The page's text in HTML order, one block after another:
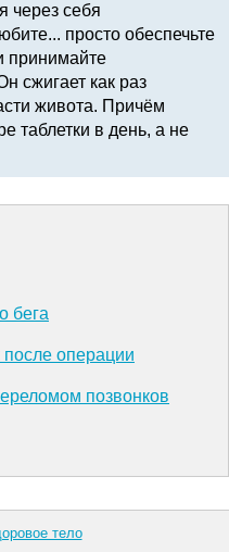
через себя
просто обеспечьте
принимайте
сжигает как раз
живота. Причём
таблетки в день, а не
бега
после операции
позвонков
тело